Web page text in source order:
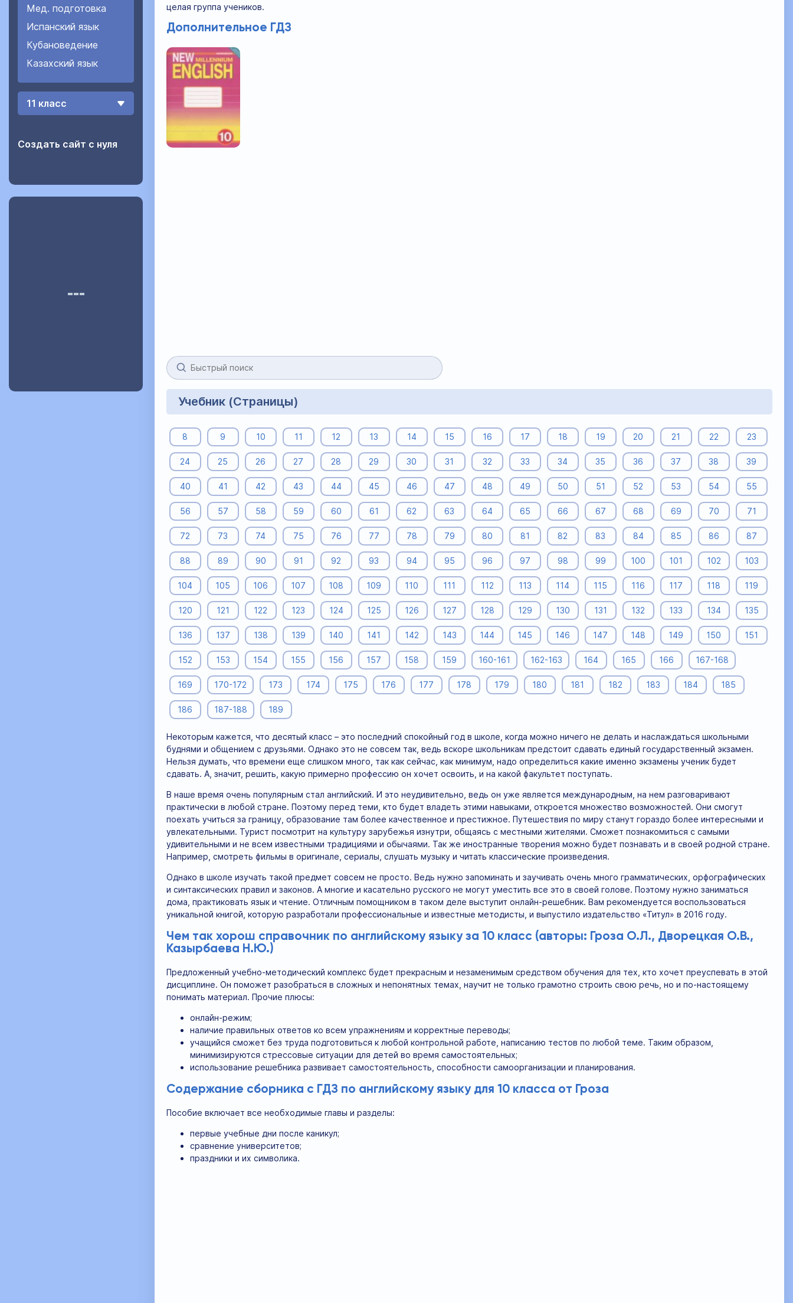
Мед. подготовка
Испанский язык
Кубановедение
Казахский язык
11 класс
Создать сайт с нуля
целая группа учеников.
Дополнительное ГДЗ
Учебник (Страницы)
8 9 10 11 12 13 14 15 16 17 18 19 20 21 22 23
24 25 26 27 28 29 30 31 32 33 34 35 36 37 38 39
40 41 42 43 44 45 46 47 48 49 50 51 52 53 54 55
56 57 58 59 60 61 62 63 64 65 66 67 68 69 70 71
72 73 74 75 76 77 78 79 80 81 82 83 84 85 86 87
88 89 90 91 92 93 94 95 96 97 98 99 100 101 102 103
104 105 106 107 108 109 110 111 112 113 114 115 116 117 118 119
120 121 122 123 124 125 126 127 128 129 130 131 132 133 134 135
136 137 138 139 140 141 142 143 144 145 146 147 148 149 150 151
152 153 154 155 156 157 158 159 160-161 162-163 164 165 166 167-168
169 170-172 173 174 175 176 177 178 179 180 181 182 183 184 185
186 187-188 189
Некоторым кажется, что десятый класс – это последний спокойный год в школе, когда можно ничего не делать и наслаждаться школьными
буднями и общением с друзьями. Однако это не совсем так, ведь вскоре школьникам предстоит сдавать единый государственный экзамен.
Нельзя думать, что времени еще слишком много, так как сейчас, как минимум, надо определиться какие именно экзамены ученик будет
сдавать. А, значит, решить, какую примерно профессию он хочет освоить, и на какой факультет поступать.
В наше время очень популярным стал английский. И это неудивительно, ведь он уже является международным, на нем разговаривают
практически в любой стране. Поэтому перед теми, кто будет владеть этими навыками, откроется множество возможностей. Они смогут
поехать учиться за границу, образование там более качественное и престижное. Путешествия по миру станут гораздо более интересными и
увлекательными. Турист посмотрит на культуру зарубежья изнутри, общаясь с местными жителями. Сможет познакомиться с самыми
удивительными и не всем известными традициями и обычаями. Так же иностранные творения можно будет познавать и в своей родной стране.
Например, смотреть фильмы в оригинале, сериалы, слушать музыку и читать классические произведения.
Однако в школе изучать такой предмет совсем не просто. Ведь нужно запоминать и заучивать очень много грамматических, орфографических
и синтаксических правил и законов. А многие и касательно русского не могут уместить все это в своей голове. Поэтому нужно заниматься
дома, практиковать язык и чтение. Отличным помощником в таком деле выступит онлайн-решебник. Вам рекомендуется воспользоваться
уникальной книгой, которую разработали профессиональные и известные методисты, и выпустило издательство «Титул» в 2016 году.
Чем так хорош справочник по английскому языку за 10 класс (авторы: Гроза О.Л., Дворецкая О.В.,
Казырбаева Н.Ю.)
Предложенный учебно-методический комплекс будет прекрасным и незаменимым средством обучения для тех, кто хочет преуспевать в этой
дисциплине. Он поможет разобраться в сложных и непонятных темах, научит не только грамотно строить свою речь, но и по-настоящему
понимать материал. Прочие плюсы:
онлайн-режим;
наличие правильных ответов ко всем упражнениям и корректные переводы;
учащийся сможет без труда подготовиться к любой контрольной работе, написанию тестов по любой теме. Таким образом,
минимизируются стрессовые ситуации для детей во время самостоятельных;
использование решебника развивает самостоятельность, способности самоорганизации и планирования.
Содержание сборника с ГДЗ по английскому языку для 10 класса от Гроза
Пособие включает все необходимые главы и разделы:
первые учебные дни после каникул;
сравнение университетов;
праздники и их символика.